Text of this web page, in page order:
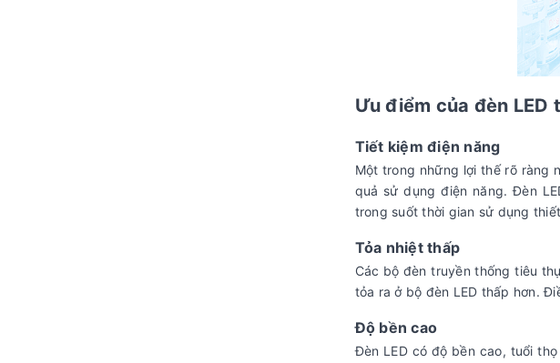
Ưu điểm của đèn LED
Tiết kiệm điện năng
Một trong những lợi thế rõ ràng
quả sử dụng điện năng. Đèn
trong suốt thời gian sử dụng
Tỏa nhiệt thấp
Các bộ đèn truyền thống tiêu
tỏa ra ở bộ đèn LED thấp hơn.
Độ bền cao
Đèn LED có độ bền cao, tuổi